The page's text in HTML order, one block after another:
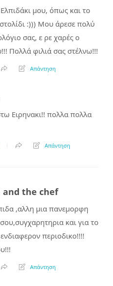
μου, όπως και το
:))) Μου άρεσε πολύ
σας, ε ρε χαρές ο
Πολλά φιλιά σας στέλνω!!!
Απάντηση
Ειρηνακι!! πολλα πολλα
Απάντηση
the chef
,αλλη μια πανεμορφη
και για το
περιοδικο!!!!
Απάντηση